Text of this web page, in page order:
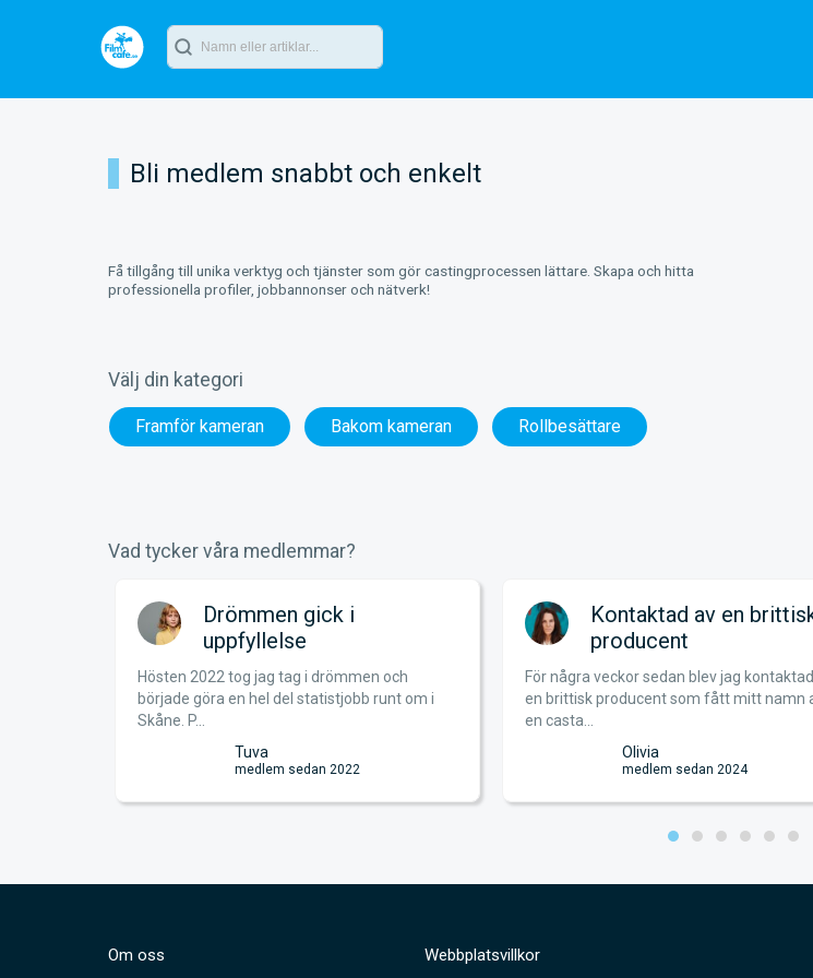
Bli medlem snabbt och enkelt
Få tillgång till unika verktyg och tjänster som gör castingprocessen lättare. Skapa och hitta
professionella profiler, jobbannonser och nätverk!
Välj din kategori
Framför kameran Bakom kameran Rollbesättare
Vad tycker våra medlemmar?
Drömmen gick i
uppfyllelse
Hösten 2022 tog jag tag i drömmen och
började göra en hel del statistjobb runt om i
Skåne. P...
Tuva
medlem sedan 2022
Kontaktad av en brittisk
producent
För några veckor sedan blev jag kontaktad av
en brittisk producent som fått mitt namn av
en casta...
Olivia
medlem sedan 2024
Om oss Webbplatsvillkor